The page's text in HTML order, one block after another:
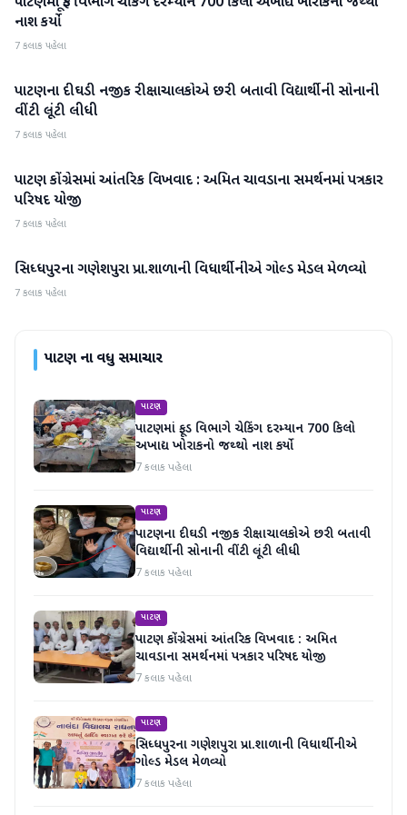
નાશ કર્યો
7 કલાક પહેલા
પાટણ
પાટણના દીઘડી નજીક રીક્ષાચાલકોએ છરી બતાવી વિદ્યાર્થીની સોનાની
વીંટી લૂંટી લીધી
7 કલાક પહેલા
પાટણ
પાટણ કોંગ્રેસમાં આંતરિક વિખવાદ : અમિત ચાવડાના સમર્થનમાં પત્રકાર
પરિષદ યોજી
7 કલાક પહેલા
પાટણ
સિધ્ધપુરના ગણેશપુરા પ્રા.શાળાની વિધાર્થીનીએ ગોલ્ડ મેડલ મેળવ્યો
7 કલાક પહેલા
પાટણના વધુ સમાચાર
પાટણ
પાટણમાં ફૂડ વિભાગે ચેકિંગ દરમ્યાન 700 કિલો
અખાદ્ય ખોરાકનો જથ્થો નાશ કર્યો
7 કલાક પહેલા
પાટણ
પાટણના દીઘડી નજીક રીક્ષાચાલકોએ છરી બતાવી
વિદ્યાર્થીની સોનાની વીંટી લૂંટી લીધી
7 કલાક પહેલા
પાટણ
પાટણ કોંગ્રેસમાં આંતરિક વિખવાદ : અમિત
ચાવડાના સમર્થનમાં પત્રકાર પરિષદ યોજી
7 કલાક પહેલા
પાટણ
સિધ્ધપુરના ગણેશપુરા પ્રા.શાળાની વિધાર્થીનીએ
ગોલ્ડ મેડલ મેળવ્યો
7 કલાક પહેલા